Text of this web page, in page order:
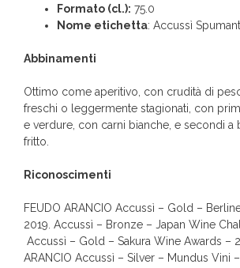
Formato (cl.): 75.0
Nome etichetta: Accussì
Abbinamenti
Ottimo come aperitivo, con crudità di
freschi o leggermente stagionati, con
e verdure, con carni bianche, e secondi a
fritto.
Riconoscimenti
FEUDO ARANCIO Accussì – Gold –
2019. Accussì – Bronze – Japan Wine
Accussì – Gold – Sakura Wine Awards –
ARANCIO Accussì – Silver – Mundus Vini